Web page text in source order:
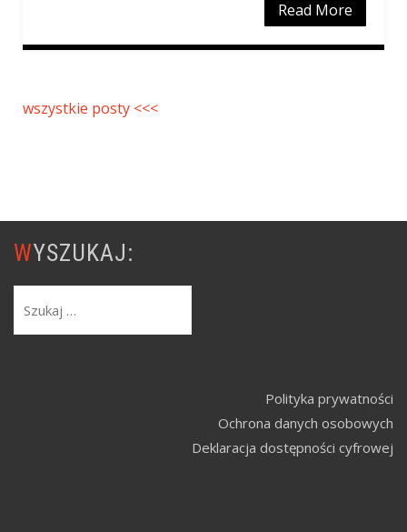
Read More
wszystkie posty <<<
WYSZUKAJ:
Polityka prywatności
Ochrona danych osobowych
Deklaracja dostępności cyfrowej